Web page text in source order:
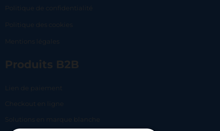
Politique de confidentialité
Politique des cookies
Mentions légales
Produits B2B
Lien de paiement
Checkout en ligne
Solutions en marque blanche